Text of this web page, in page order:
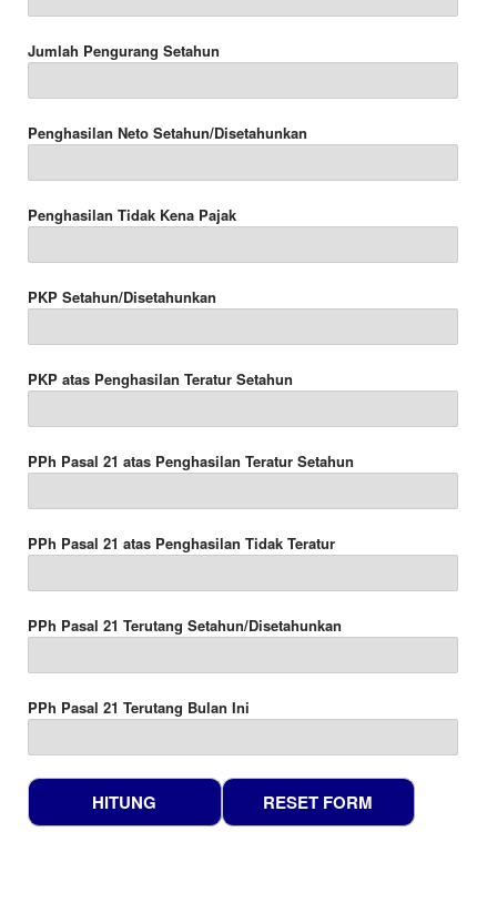
Jumlah Pengurang Setahun
Penghasilan Neto Setahun/Disetahunkan
Penghasilan Tidak Kena Pajak
PKP Setahun/Disetahunkan
PKP atas Penghasilan Teratur Setahun
PPh Pasal 21 atas Penghasilan Teratur Setahun
PPh Pasal 21 atas Penghasilan Tidak Teratur
PPh Pasal 21 Terutang Setahun/Disetahunkan
PPh Pasal 21 Terutang Bulan Ini